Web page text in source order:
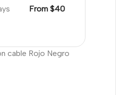
From $40
cable Rojo Negro